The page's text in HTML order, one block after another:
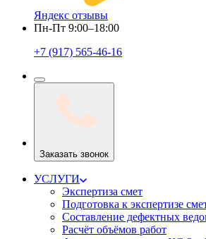
Яндекс отзывы
Пн-Пт 9:00–18:00
+7 (917) 565-46-16
Заказать звонок
УСЛУГИ
Экспертиза смет
Подготовка к экспертизе
Составление дефектных
Расчёт объёмов работ